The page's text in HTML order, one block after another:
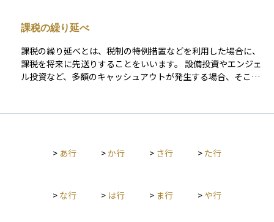
通算や損失の繰越控除を行う場合は確定申告が必要です。
課税の繰り延べ
課税の繰り延べとは、税制の特例措置などを利用した場合に、
課税を将来に先送りすることをいいます。 設備投資やエンジェ
ル投資など、多額のキャッシュアウトが発生する場合、そこに
させることでキャッシュフローが安定する、という効果があり
> あ行 >か行 > さ行 > た行
> な行 > は行 > ま行 > や行